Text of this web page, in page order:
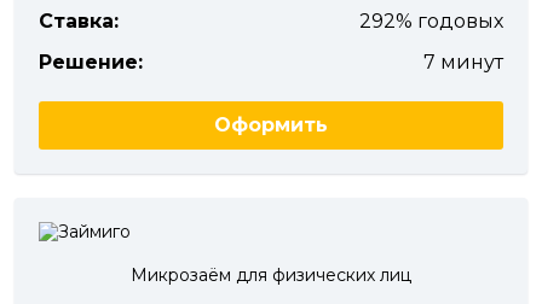
Ставка:
292% годовых
Решение:
7 минут
Оформить
Микрозаём для физических лиц